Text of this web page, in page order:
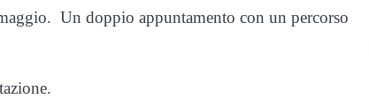
Un doppio appuntamento con un percorso